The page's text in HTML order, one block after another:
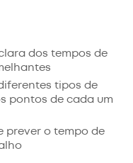
dos tempos de
tipos de
pontos de cada um
prever o tempo de